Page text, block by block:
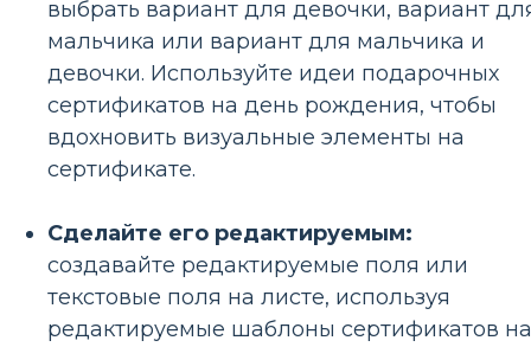
выбрать вариант для девочки, вариант
мальчика или вариант для мальчика и
девочки. Используйте идеи подарочных
сертификатов на день рождения, чтобы
вдохновить визуальные элементы на
сертификате.
Сделайте его редактируемым:
создавайте редактируемые поля или
текстовые поля на листе, используя
редактируемые шаблоны сертификатов на